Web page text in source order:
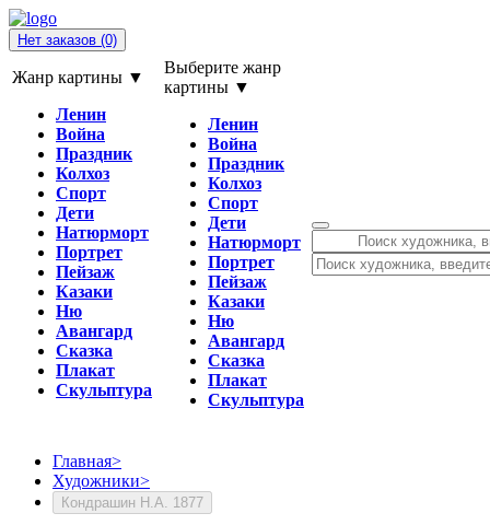
Нет заказов (0)
Жанр картины ▼
Ленин
Война
Праздник
Колхоз
Спорт
Дети
Натюрморт
Портрет
Пейзаж
Казаки
Ню
Авангард
Сказка
Плакат
Скульптура
Выберите жанр
картины ▼
Ленин
Война
Праздник
Колхоз
Спорт
Дети
Натюрморт
Портрет
Пейзаж
Казаки
Ню
Авангард
Сказка
Плакат
Скульптура
Главная>
Художники>
Кондрашин Н.А. 1877